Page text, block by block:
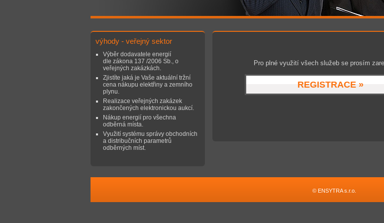
Pro plné využití všech služeb se prosím
REGISTRACE »
výhody - veřejný sektor
Výběr dodavatele energií
dle zákona 137 /2006 Sb., o
veřejných zakázkách.
Zjistíte jaká je Vaše aktuální tržní
cena nákupu elektřiny a zemního
plynu.
Realizace veřejných zakázek
zakončených elektronickou aukcí.
Nákup energií pro všechna
odběrná místa.
Využití systému správy obchodních
a distribučních parametrů
odběrných míst.
© ENSYTRA s.r.o.